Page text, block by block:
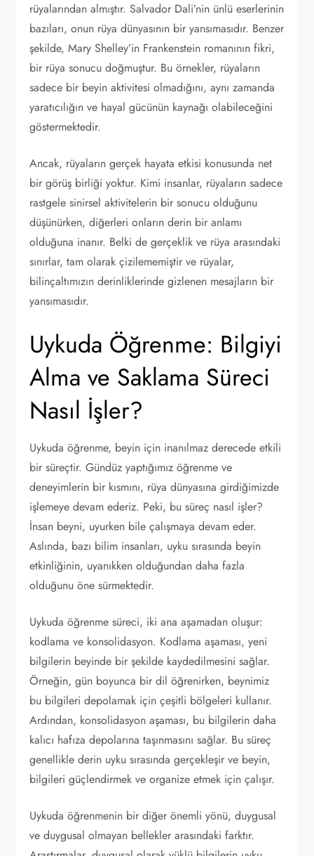
rüyalarından almıştır. Salvador Dali’nin ünlü eserlerinin
bazıları, onun rüya dünyasının bir yansımasıdır. Benzer
şekilde, Mary Shelley’in Frankenstein romanının fikri,
bir rüya sonucu doğmuştur. Bu örnekler, rüyaların
sadece bir beyin aktivitesi olmadığını, aynı zamanda
yaratıcılığın ve hayal gücünün kaynağı olabileceğini
göstermektedir.
Ancak, rüyaların gerçek hayata etkisi konusunda net
bir görüş birliği yoktur. Kimi insanlar, rüyaların sadece
rastgele sinirsel aktivitelerin bir sonucu olduğunu
düşünürken, diğerleri onların derin bir anlamı
olduğuna inanır. Belki de gerçeklik ve rüya arasındaki
sınırlar, tam olarak çizilememiştir ve rüyalar,
bilinçaltımızın derinliklerinde gizlenen mesajların bir
yansımasıdır.
Uykuda Öğrenme: Bilgiyi
Alma ve Saklama Süreci
Nasıl İşler?
Uykuda öğrenme, beyin için inanılmaz derecede etkili
bir süreçtir. Gündüz yaptığımız öğrenme ve
deneyimlerin bir kısmını, rüya dünyasına girdiğimizde
işlemeye devam ederiz. Peki, bu süreç nasıl işler?
İnsan beyni, uyurken bile çalışmaya devam eder.
Aslında, bazı bilim insanları, uyku sırasında beyin
etkinliğinin, uyanıkken olduğundan daha fazla
olduğunu öne sürmektedir.
Uykuda öğrenme süreci, iki ana aşamadan oluşur:
kodlama ve konsolidasyon. Kodlama aşaması, yeni
bilgilerin beyinde bir şekilde kaydedilmesini sağlar.
Örneğin, gün boyunca bir dil öğrenirken, beynimiz
bu bilgileri depolamak için çeşitli bölgeleri kullanır.
Ardından, konsolidasyon aşaması, bu bilgilerin daha
kalıcı hafıza depolarına taşınmasını sağlar. Bu süreç
genellikle derin uyku sırasında gerçekleşir ve beyin,
bilgileri güçlendirmek ve organize etmek için çalışır.
Uykuda öğrenmenin bir diğer önemli yönü, duygusal
ve duygusal olmayan bellekler arasındaki farktır.